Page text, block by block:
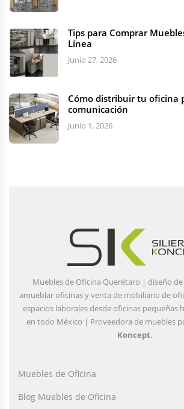
Tips para Comprar
Línea
Junio 27, 2026
Cómo distribuir tu oficina
comunicación
Junio 1, 2026
Muebles de Oficina Querétaro | diseño
amueblar oficinas y venta de mobiliario de
espacios laborales desde oficinas pequeñas
en todo México | Proveedora de muebles
Koncept.
Muebles de Oficina
Blog Muebles de Oficina